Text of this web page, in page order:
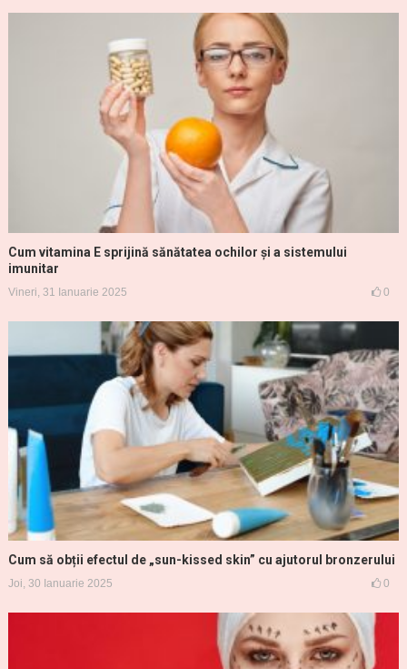
Cum vitamina E sprijină sănătatea ochilor și a sistemului
imunitar
Vineri, 31 Ianuarie 2025 0
Cum să obții efectul de „sun-kissed skin” cu ajutorul bronzerului
Joi, 30 Ianuarie 2025 0